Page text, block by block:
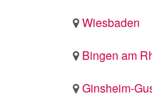
Wiesbaden
Bingen am
Ginsheim-